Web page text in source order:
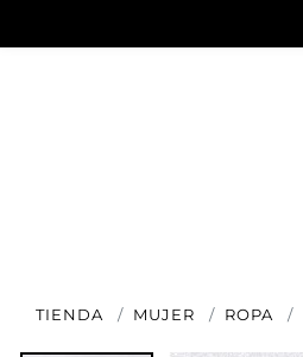
TIENDA MUJER ROPA